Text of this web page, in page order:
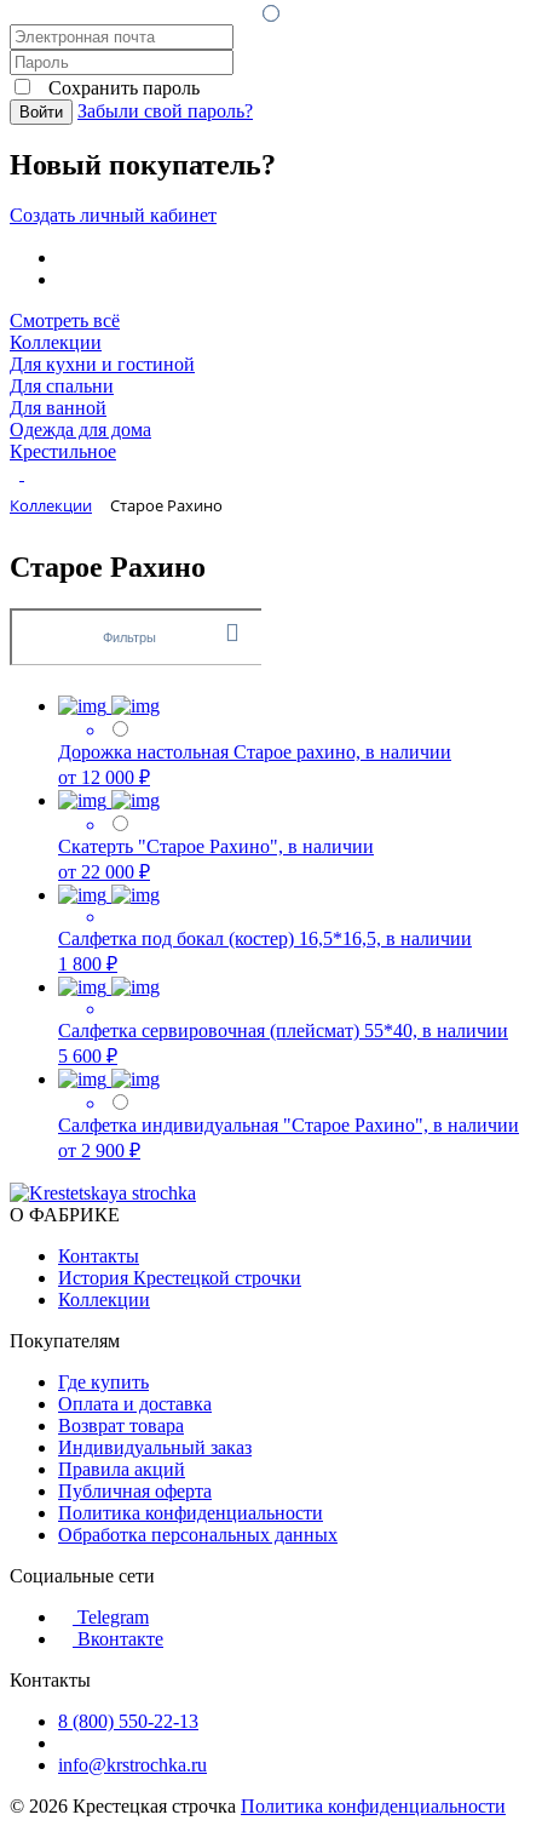
Сохранить пароль
Войти Забыли свой пароль?
Новый покупатель?
Создать личный кабинет
Смотреть всё
Коллекции
Для кухни и гостиной
Для спальни
Для ванной
Одежда для дома
Крестильное
Коллекции Старое Рахино
Старое Рахино
Фильтры
Дорожка настольная Старое рахино, в наличии
от 12 000 ₽
Скатерть "Старое Рахино", в наличии
от 22 000 ₽
Салфетка под бокал (костер) 16,5*16,5, в наличии
1 800 ₽
Салфетка сервировочная (плейсмат) 55*40, в наличии
5 600 ₽
Салфетка индивидуальная "Старое Рахино", в наличии
от 2 900 ₽
О ФАБРИКЕ
Контакты
История Крестецкой строчки
Коллекции
Покупателям
Где купить
Оплата и доставка
Возврат товара
Индивидуальный заказ
Правила акций
Публичная оферта
Политика конфиденциальности
Обработка персональных данных
Социальные сети
Telegram
Вконтакте
Контакты
8 (800) 550-22-13
info@krstrochka.ru
© 2026 Крестецкая строчка Политика конфиденциальности